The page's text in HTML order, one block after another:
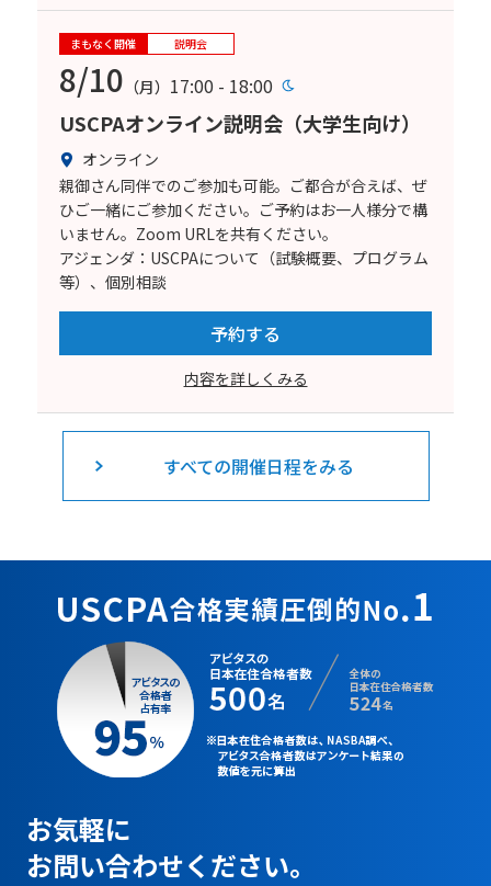
まもなく開催 説明会
8/10 （月） 17:00 - 18:00
USCPAオンライン説明会（大学生向け）
オンライン
親御さん同伴でのご参加も可能。ご都合が合えば、ぜ
ひご一緒にご参加ください。ご予約はお一人様分で構
いません。Zoom URLを共有ください。
アジェンダ：USCPAについて（試験概要、プログラム
等）、個別相談
予約する
内容を詳しくみる
すべての開催日程をみる
お気軽に
お問い合わせください。